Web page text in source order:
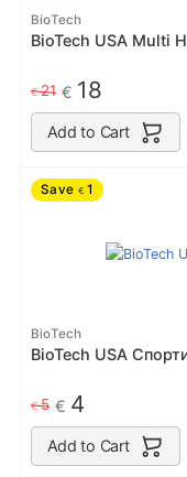
BioTech
BioTech USA Multi
€21 € 18
Add to Cart
Save € 1
BioTech
BioTech USA
€5 € 4
Add to Cart